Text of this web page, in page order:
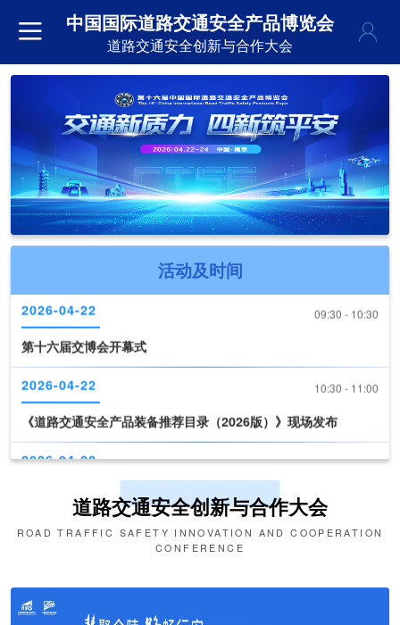
中国国际道路交通安全产品博览会
道路交通安全创新与合作大会
活动及时间
第十六届交博会开幕式
2026-04-22
《道路交通安全产品装备推荐目录（2026版）》现场发布
2026-04-22 11:00 - 17:00
新技术、新产品发布
2026-04-22 09:30 - 10:30
第十六届交博会开幕式
《道路交通安全产品装备推荐目录（2026版）》现场发布
道路交通安全创新与合作大会
ROAD TRAFFIC SAFETY INNOVATION AND COOPERATION
CONFERENCE